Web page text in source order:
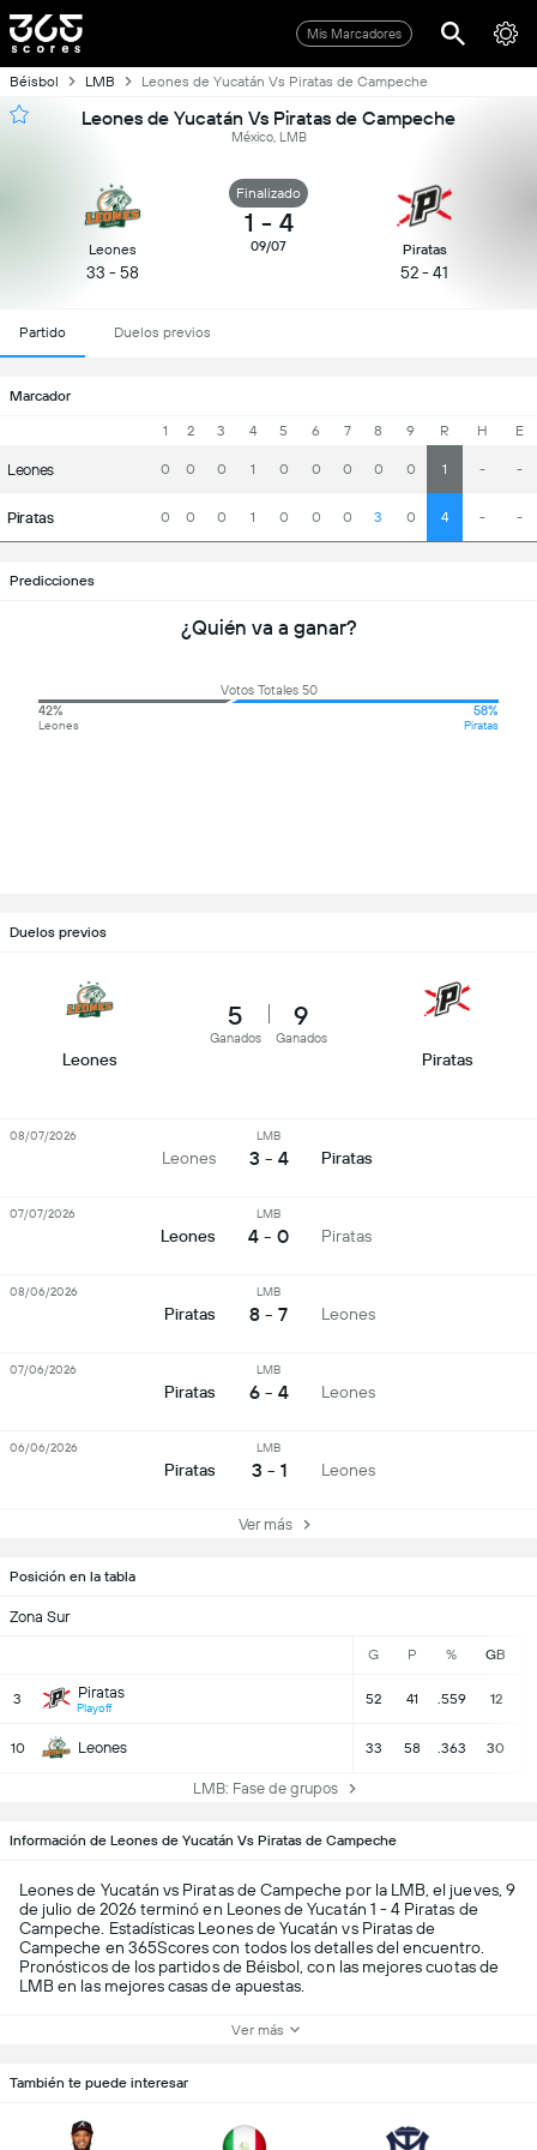
Mis Marcadores
Béisbol LMB Leones de Yucatán Vs Piratas de Campeche
Leones de Yucatán Vs Piratas de Campeche
México, LMB
Leones
33 - 58
Finalizado
1 - 4
09/07 Piratas
52 - 41
Partido Duelos previos
Marcador
1 2 3 4 5 6 7 8 9 R H E
Leones 0 0 0 1 0 0 0 0 0 1 - -
Piratas 0 0 0 1 0 0 0 3 0 4 - -
Posición en la tabla
Zona Sur
G P % GB
3 Piratas
Playoff
52 41 .559 12
10 Leones 33 58 .363 30
LMB: Fase de grupos
Predicciones
¿Quién va a ganar?
Votos Totales 50
42%
Leones
58%
Piratas
Duelos previos
Leones
5
Ganados
9
Ganados
Piratas
Leones
LMB
3 - 4 Piratas
08/07/2026
Leones
LMB
4 - 0 Piratas
07/07/2026
Piratas
LMB
8 - 7 Leones
08/06/2026
Piratas
LMB
6 - 4 Leones
07/06/2026
Piratas
LMB
3 - 1 Leones
06/06/2026
Ver más
Información de Leones de Yucatán Vs Piratas de Campeche
Leones de Yucatán vs Piratas de Campeche por la LMB, el jueves, 9
de julio de 2026 terminó en Leones de Yucatán 1 - 4 Piratas de
Campeche. Estadísticas Leones de Yucatán vs Piratas de
Campeche en 365Scores con todos los detalles del encuentro.
Pronósticos de los partidos de Béisbol, con las mejores cuotas de
LMB en las mejores casas de apuestas.
Ver más
También te puede interesar